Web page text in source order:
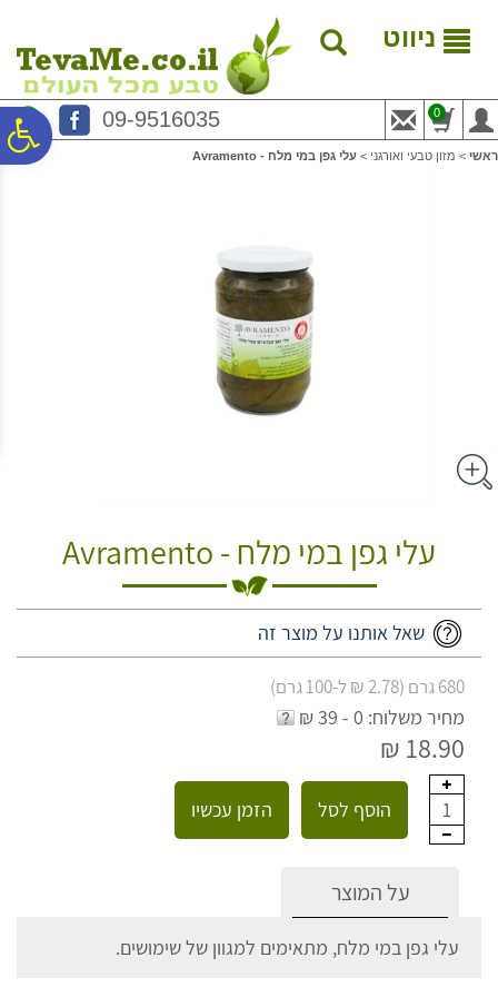
נגישות
המרכזי
ניווט
09-9516035 0
ראשי > מזון טבעי ואורגני > עלי גפן במי מלח - Avramento
עלי גפן במי מלח - Avramento
שאל אותנו על מוצר זה
680 גרם (2.78 ₪ ל-100 גרם)
מחיר משלוח: 0 - 39 ₪
18.90 ₪
1 הוסף לסל הזמן עכשיו
על המוצר
עלי גפן במי מלח, מתאימים למגוון של שימושים.